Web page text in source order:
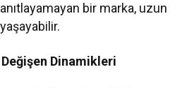
bir marka, uzun
Dinamikleri